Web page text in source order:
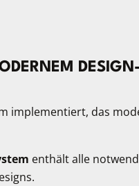
implementiert, das
enthält alle